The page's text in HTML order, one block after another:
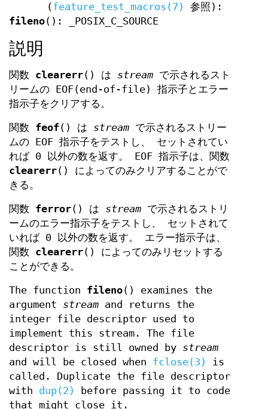
(feature_test_macros(7)
参照):
fileno(): _POSIX_C_SOURCE
説明
関数 clearerr() は stream で示されるスト
リームの EOF(end-of-file) 指示子とエラー
指示子をクリアする。
関数 feof () は stream で示されるストリー
ムの EOF 指示子をテストし、 セットされてい
れば 0 以外の数を返す。 EOF 指示子は、関数
clearerr() によってのみクリアすることがで
きる。
関数 ferror() は stream で示されるストリ
ームのエラー指示子をテストし、 セットされて
いれば 0 以外の数を返す。 エラー指示子は、
関数 clearerr() によってのみリセットする
ことができる。
The function fileno() examines the
argument stream and returns the
integer file descriptor used to
implement this stream. The file
descriptor is still owned by stream
and will be closed when fclose(3)
is
called. Duplicate the file descriptor
with dup(2)
before passing it to code
that might close it.